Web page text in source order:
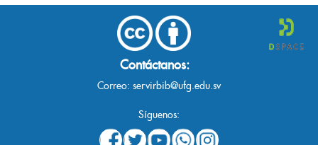
Contáctanos:
Correo: servirbib@ufg.edu.sv
Síguenos: